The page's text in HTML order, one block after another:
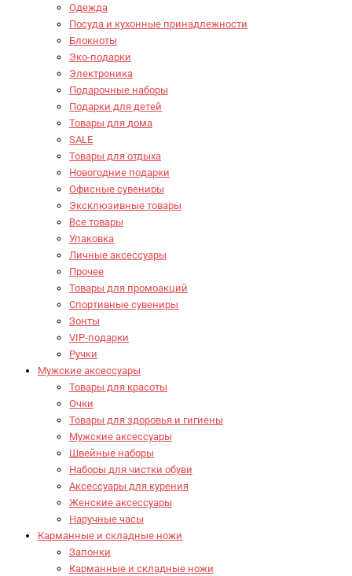
Одежда
Посуда и кухонные принадлежности
Блокноты
Эко-подарки
Электроника
Подарочные наборы
Подарки для детей
Товары для дома
SALE
Товары для отдыха
Новогодние подарки
Офисные сувениры
Эксклюзивные товары
Все товары
Упаковка
Личные аксессуары
Прочее
Товары для промоакций
Спортивные сувениры
Зонты
VIP-подарки
Ручки
Мужские аксессуары
Товары для красоты
Очки
Товары для здоровья и гигиены
Мужские аксессуары
Швейные наборы
Наборы для чистки обуви
Аксессуары для курения
Женские аксессуары
Наручные часы
Карманные и складные ножи
Запонки
Карманные и складные ножи